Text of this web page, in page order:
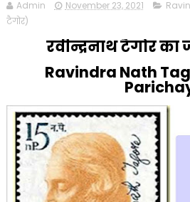
Admin November 23, 2021
टैगोर)
रवीन्द्रनाथ टैगोर
Ravindra Nath